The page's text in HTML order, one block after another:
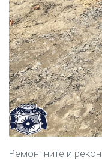
Ремонтните и